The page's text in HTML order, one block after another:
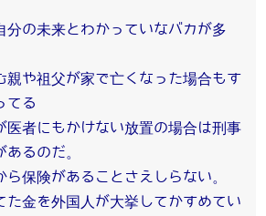
分の未来とわかっていなバカが多
親や祖父が家で亡くなった場合もす
てる
医者にもかけない放置の場合は刑事
るのだ。
保険があることさえしらない。
た金を外国人が大挙してかすめてい